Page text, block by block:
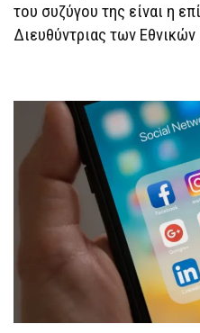
του συζύγου της είναι η
Διευθύντριας των